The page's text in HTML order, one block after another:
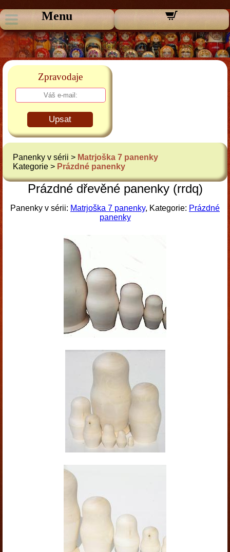
Menu
Zpravodaje
Upsat
Panenky v sérii > Matrjoška 7 panenky
Kategorie > Prázdné panenky
Prázdné dřevěné panenky (rrdq)
Panenky v sérii: Matrjoška 7 panenky, Kategorie: Prázdné
panenky